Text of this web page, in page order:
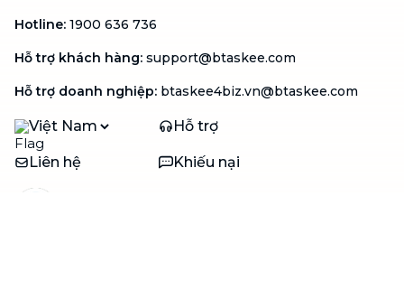
Hotline: 1900 636 736
Hỗ trợ khách hàng: support@btaskee.com
Hỗ trợ doanh nghiệp: btaskee4biz.vn@btaskee.com
Việt Nam Hỗ trợ
Liên hệ Khiếu nại